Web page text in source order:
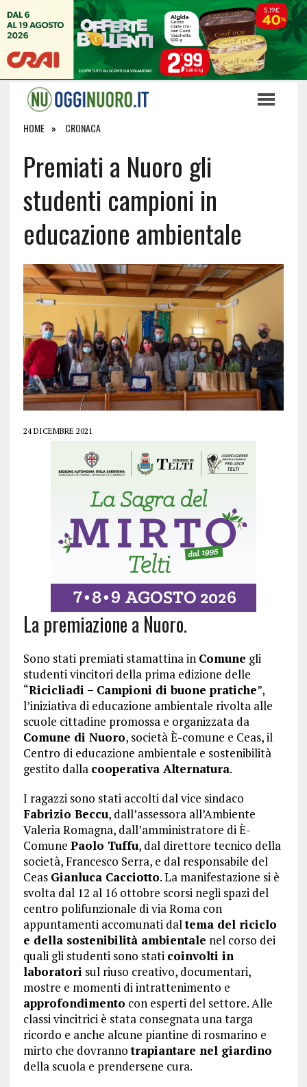
HOME CRONACA
Premiati a Nuoro gli
studenti campioni in
educazione ambientale
24 DICEMBRE 2021
La premiazione a Nuoro.
Sono stati premiati stamattina in Comune gli
studenti vincitori della prima edizione delle
“Ricicliadi – Campioni di buone pratiche”,
l’iniziativa di educazione ambientale rivolta alle
scuole cittadine promossa e organizzata da
Comune di Nuoro, società È-comune e Ceas, il
Centro di educazione ambientale e sostenibilità
gestito dalla cooperativa Alternatura.
I ragazzi sono stati accolti dal vice sindaco
Fabrizio Beccu, dall’assessora all’Ambiente
Valeria Romagna, dall’amministratore di È-
Comune Paolo Tuffu, dal direttore tecnico della
società, Francesco Serra, e dal responsabile del
Ceas Gianluca Cacciotto. La manifestazione si è
svolta dal 12 al 16 ottobre scorsi negli spazi del
centro polifunzionale di via Roma con
appuntamenti accomunati daltema del riciclo
e della sostenibilità ambientale nel corso dei
quali gli studenti sono stati coinvolti in
laboratori sul riuso creativo, documentari,
mostre e momenti di intrattenimento e
approfondimento con esperti del settore. Alle
classi vincitrici è stata consegnata una targa
ricordo e anche alcune piantine di rosmarino e
mirto che dovrannotrapiantare nel giardino
della scuola e prendersene cura.